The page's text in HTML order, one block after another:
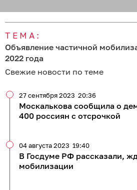
ТЕМА:
Объявление частичной
2022 года
Свежие новости по теме
Москалькова сообщила о
400 россиян c отсрочкой
27 сентября 2023 20:36
В Госдуме РФ рассказали,
мобилизации
04 августа 2023 19:40